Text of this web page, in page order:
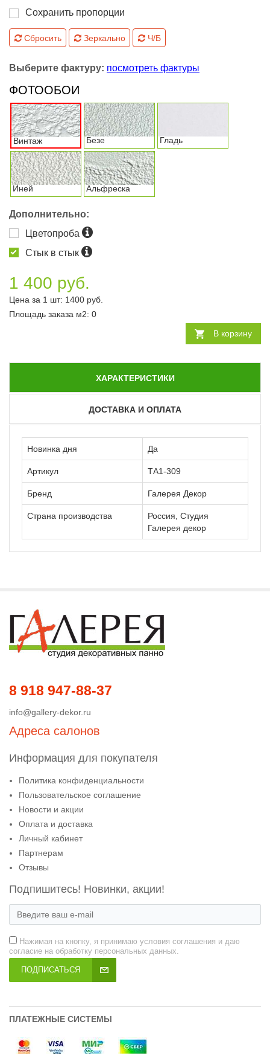
Сохранить пропорции
Сбросить Зеркально Ч/Б
Выберите фактуру: посмотреть фактуры
ФОТООБОИ
Винтаж Безе Гладь
Иней Альфреска
Дополнительно:
Цветопроба
Стык в стык
1 400 руб.
Цена за 1 шт: 1400 руб.
Площадь заказа м2: 0
В корзину
ХАРАКТЕРИСТИКИ
ДОСТАВКА И ОПЛАТА
Новинка дня Да
Артикул ТА1-309
Бренд Галерея Декор
Страна производства
Россия, Студия
Галерея декор
8 918 947-88-37
info@gallery-dekor.ru
Адреса салонов
Информация для покупателя
Политика конфиденциальности
Пользовательское соглашение
Новости и акции
Оплата и доставка
Личный кабинет
Партнерам
Отзывы
Подпишитесь! Новинки, акции!
Нажимая на кнопку, я принимаю условия соглашения и даю
согласие на обработку персональных данных.
ПОДПИСАТЬСЯ
ПЛАТЕЖНЫЕ СИСТЕМЫ